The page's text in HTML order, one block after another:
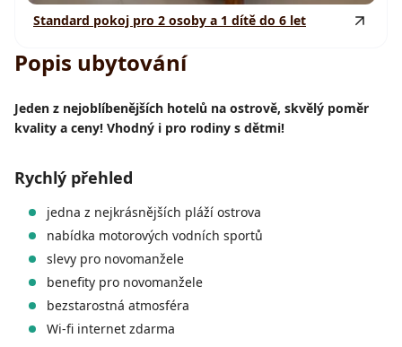
Standard pokoj pro 2 osoby a 1 dítě do 6 let
Popis ubytování
Jeden z nejoblíbenějších hotelů na ostrově, skvělý poměr
kvality a ceny! Vhodný i pro rodiny s dětmi!
Rychlý přehled
jedna z nejkrásnějších pláží ostrova
nabídka motorových vodních sportů
slevy pro novomanžele
benefity pro novomanžele
bezstarostná atmosféra
Wi-fi internet zdarma